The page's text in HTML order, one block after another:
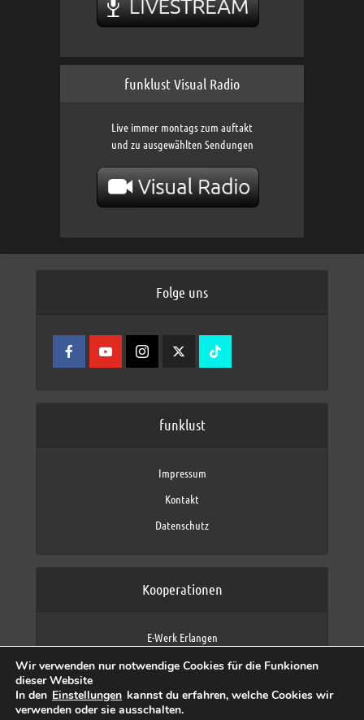
funklust Visual Radio
Live immer montags zum auftakt
und zu ausgewählten Sendungen
Folge uns
funklust
Impressum
Kontakt
Datenschutz
Kooperationen
E-Werk Erlangen
Fraunhofer IIS
max neo (AFK max)
Wir verwenden nur notwendige Cookies für die Funkionen
dieser Website
In den Einstellungen kannst du erfahren, welche Cookies wir
verwenden oder sie ausschalten.